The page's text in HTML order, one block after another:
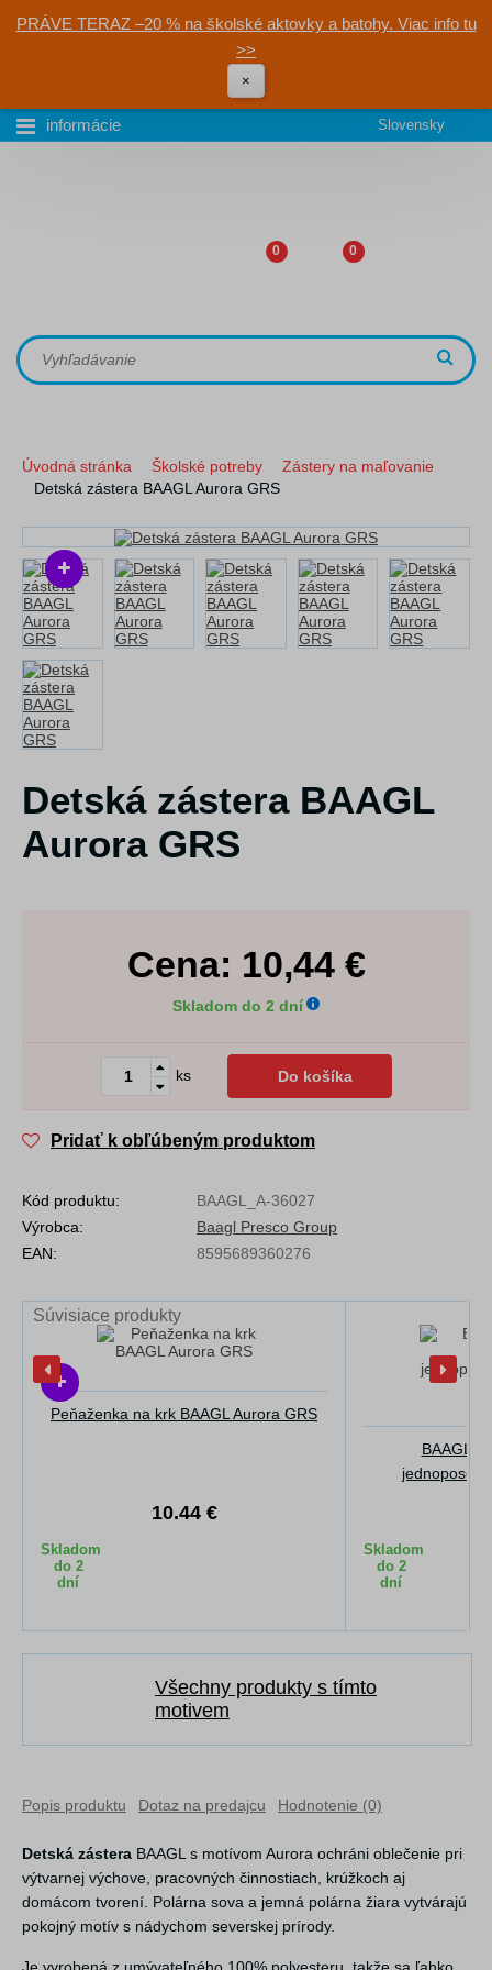
PRÁVE TERAZ –20 % na školské aktovky a batohy. Viac info tu
>>
×
informácie Slovensky
0 0
Úvodná stránka Školské potreby
Zástery na maľovanie
Detská zástera BAAGL Aurora GRS
Detská zástera BAAGL
Aurora GRS
Cena: 10,44€
Skladom do 2 dní
ks Do košíka
Pridať k obľúbeným produktom
Kód produktu:
BAAGL_A-36027
Výrobca:
Baagl Presco Group
EAN:
8595689360276
Súvisiace produkty
Peňaženka na krk BAAGL Aurora GRS
10.44 €
Skladom
do 2
dní
BAAGL
Skladom
do 2
dní
Všechny produkty s tímto
motivem
Popis produktu Dotaz na predajcu Hodnotenie (0)
Detská zástera BAAGL s motívom Aurora ochráni oblečenie pri
výtvarnej výchove, pracovných činnostiach, krúžkoch aj
domácom tvorení. Polárna sova a jemná polárna žiara vytvárajú
pokojný motív s nádychom severskej prírody.